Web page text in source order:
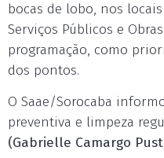
bocas de lobo, nos
Serviços Públicos e
programação, como
dos pontos.
O Saae/Sorocaba
preventiva e limpeza
(Gabrielle Camargo